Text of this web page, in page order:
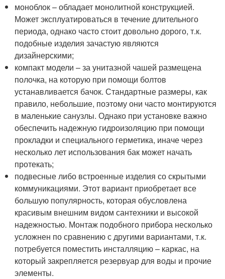
моноблок – обладает монолитной конструкцией.
Может эксплуатироваться в течение длительного
периода, однако часто стоит довольно дорого, т.к.
подобные изделия зачастую являются
дизайнерскими;
компакт модели – за унитазной чашей размещена
полочка, на которую при помощи болтов
устанавливается бачок. Стандартные размеры, как
правило, небольшие, поэтому они часто монтируются
в маленькие санузлы. Однако при установке важно
обеспечить надежную гидроизоляцию при помощи
прокладки и специального герметика, иначе через
несколько лет использования бак может начать
протекать;
подвесные либо встроенные изделия со скрытыми
коммуникациями. Этот вариант приобретает все
большую популярность, которая обусловлена
красивым внешним видом сантехники и высокой
надежностью. Монтаж подобного прибора несколько
усложнен по сравнению с другими вариантами, т.к.
потребуется поместить инсталляцию – каркас, на
который закрепляется резервуар для воды и прочие
элементы.